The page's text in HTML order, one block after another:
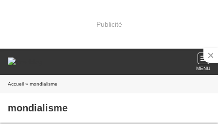
Publicité
MENU
Accueil » mondialisme
mondialisme